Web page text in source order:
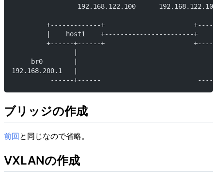
                 192.168.122.100      192.168.122.101
+-------------+
|    host1    +-----------------------+
+------+------+
br0        |
192.168.200.1   |                                     |
------+------
ブリッジの作成
前回と同じなので省略。
VXLANの作成